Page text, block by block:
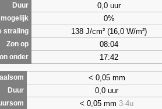
Duur
0,0 uur
0%
straling 138 J/cm² (16,0 W/m²)
Zon op 08:04
onder 17:42
< 0,05 mm
Duur 0,0 uur
< 0,05 mm 3-4u